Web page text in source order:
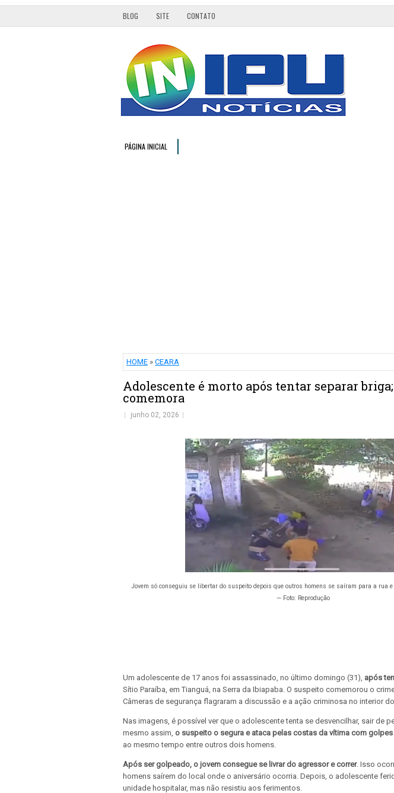
BLOG SITE CONTATO
PÁGINA INICIAL
HOME » CEARA
Adolescente é morto após tentar separar
comemora
junho 02, 2026
Jovem só conseguiu se libertar do suspeito depois que outros homens se saíram para a rua
— Foto: Reprodução
Um adolescente de 17 anos foi assassinado, no último domingo (31), após
Sítio Paraíba, em Tianguá, na Serra da Ibiapaba. O suspeito comemorou o
Câmeras de segurança flagraram a discussão e a ação criminosa no interior do
Nas imagens, é possível ver que o adolescente tenta se desvencilhar, sair de
mesmo assim, o suspeito o segura e ataca pelas costas da vítima com
ao mesmo tempo entre outros dois homens.
Após ser golpeado, o jovem consegue se livrar do agressor e correr. Isso
homens saírem do local onde o aniversário ocorria. Depois, o adolescente
unidade hospitalar, mas não resistiu aos ferimentos.